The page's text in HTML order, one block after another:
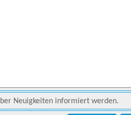
Neuigkeiten informiert werden.